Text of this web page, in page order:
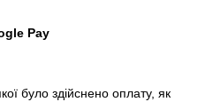
Pay
було здійснено оплату, як